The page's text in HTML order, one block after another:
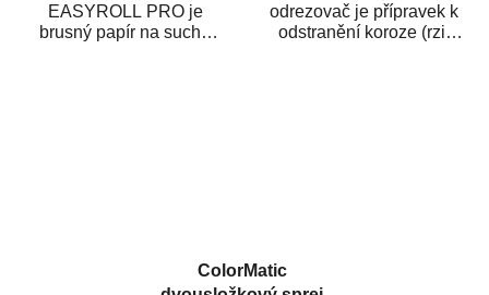
EASYROLL PRO je
brusný papír na suché
odrezovač je přípravek k
odstranění koroze (rzi)
ColorMatic